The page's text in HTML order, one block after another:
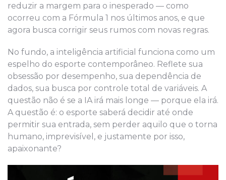
reduzir a margem para o inesperado — como
ocorreu com a Fórmula 1 nos últimos anos, e que
agora busca corrigir seus rumos com novas regras.
No fundo, a inteligência artificial funciona como um
espelho do esporte contemporâneo. Reflete sua
obsessão por desempenho, sua dependência de
dados, sua busca por controle total de variáveis. A
questão não é se a IA irá mais longe — porque ela irá.
A questão é: o esporte saberá decidir até onde
permitir sua entrada, sem perder aquilo que o torna
humano, imprevisível, e justamente por isso,
apaixonante?